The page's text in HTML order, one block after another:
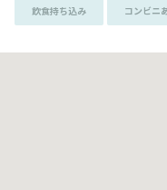
飲食持ち込み コンビニ